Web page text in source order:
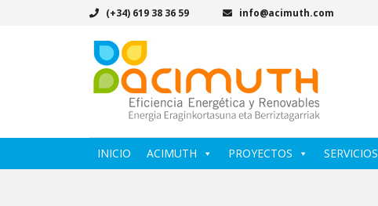
(+34) 619 38 36 59 info@acimuth.com
INICIO ACIMUTH PROYECTOS SERVICIOS